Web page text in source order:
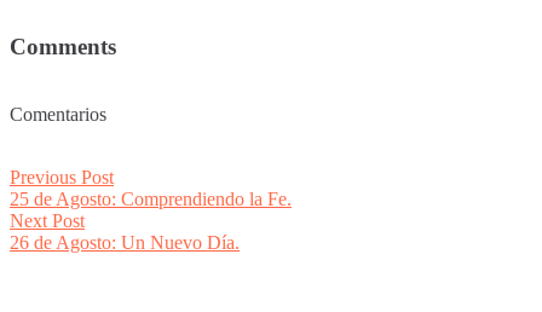
Comments
Comentarios
Post
navigation
Previous PostPrevious
post:
25 de Agosto: Comprendiendo la Fe.
Next PostNext
post:
26 de Agosto: Un Nuevo Día.